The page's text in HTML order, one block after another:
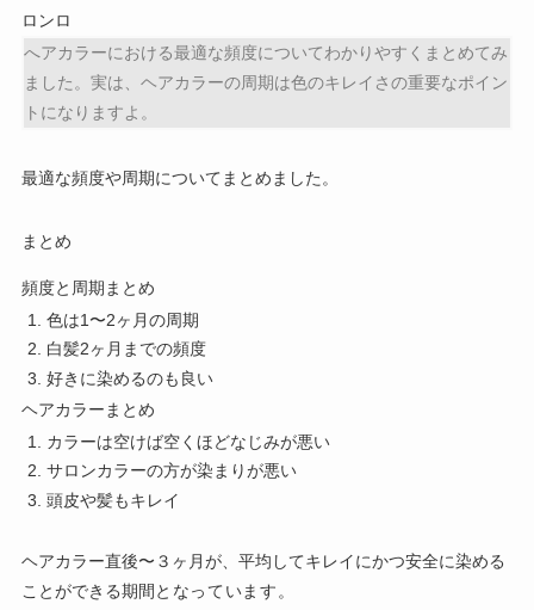
ロンロ
へアカラーにおける最適な頻度についてわかりやすくまとめてみ
ました。実は、ヘアカラーの周期は色のキレイさの重要なポイン
トになりますよ。
最適な頻度や周期についてまとめました。
まとめ
頻度と周期まとめ
色は1〜2ヶ月の周期
白髪2ヶ月までの頻度
好きに染めるのも良い
ヘアカラーまとめ
カラーは空けば空くほどなじみが悪い
サロンカラーの方が染まりが悪い
頭皮や髪もキレイ
ヘアカラー直後〜３ヶ月が、平均してキレイにかつ安全に染める
ことができる期間となっています。